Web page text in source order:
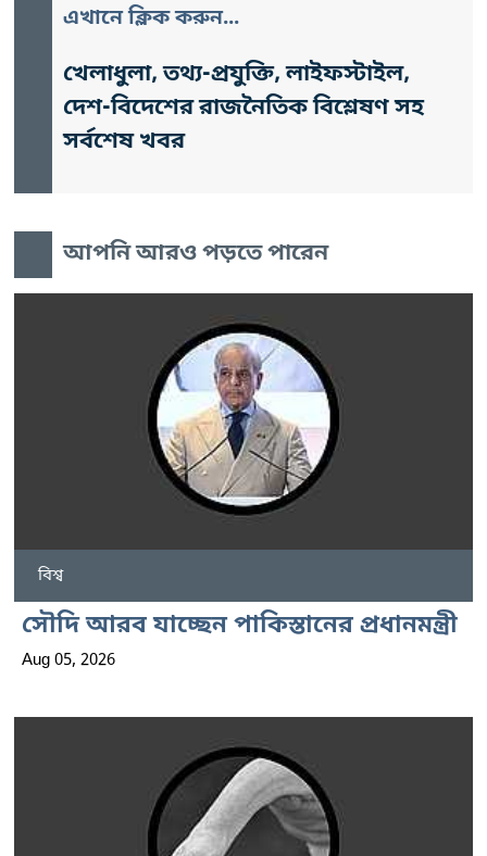
এখানে ক্লিক করুন...
খেলাধুলা, তথ্য-প্রযুক্তি, লাইফস্টাইল,
দেশ-বিদেশের রাজনৈতিক বিশ্লেষণ সহ
সর্বশেষ খবর
আপনি আরও পড়তে পারেন
বিশ্ব
সৌদি আরব যাচ্ছেন পাকিস্তানের প্রধানমন্ত্রী
Aug 05, 2026